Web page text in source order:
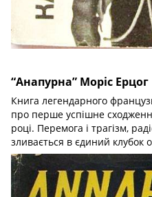
“Анапурна” Моріс Ерцог
Книга легендарного
про перше успішне
році. Перемога і трагізм,
зливається в єдиний клубок